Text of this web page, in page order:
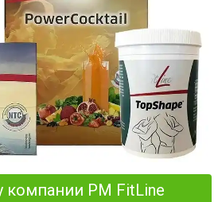
компании PM FitLine